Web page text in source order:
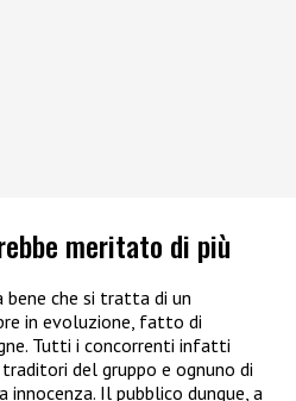
meritato di più
bene che si tratta di un
in evoluzione, fatto di
Tutti i concorrenti infatti
del gruppo e ognuno di
innocenza. Il pubblico dunque, a